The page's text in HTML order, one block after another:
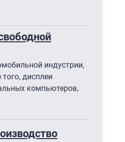
индустрии,
дисплеи
компьютеров,